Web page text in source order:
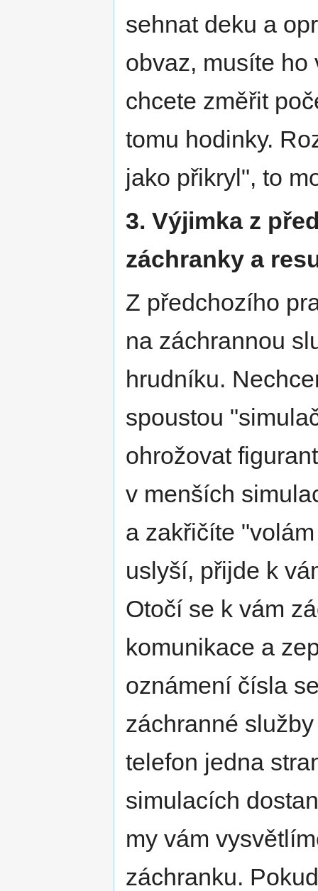
sehnat deku a
obvaz, musíte ho
chcete změřit
tomu hodinky.
jako přikryl", to
3. Výjimka z
záchranky a
Z předchozího
na záchrannou
hrudníku.
spoustou
ohrožovat
v menších
a zakřičíte
uslyší, přijde k
Otočí se k vám
komunikace a
oznámení čísla
záchranné
telefon jedna
simulacích
my vám
záchranku.